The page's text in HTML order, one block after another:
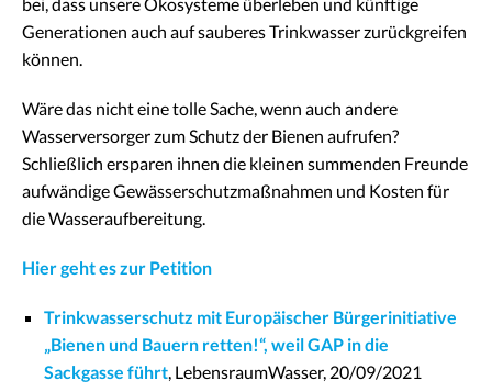
Generationen auch auf sauberes Trinkwasser zurückgreifen
können.
Wäre das nicht eine tolle Sache, wenn auch andere
Wasserversorger zum Schutz der Bienen aufrufen?
Schließlich ersparen ihnen die kleinen summenden Freunde
aufwändige Gewässerschutzmaßnahmen und Kosten für
die Wasseraufbereitung.
Hier geht es zur Petition
Trinkwasserschutz mit Europäischer Bürgerinitiative
„Bienen und Bauern retten!“, weil GAP in die
Sackgasse führt , LebensraumWasser, 20/09/2021